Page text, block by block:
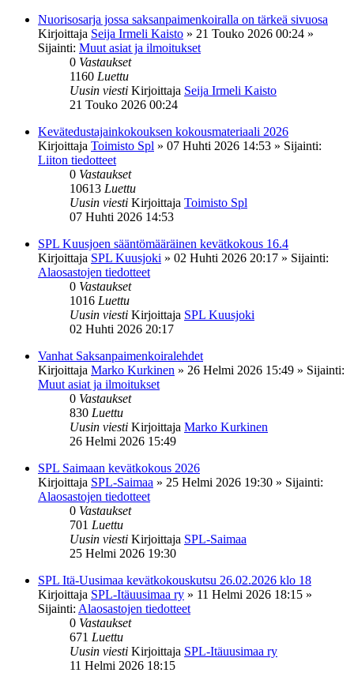
Nuorisosarja jossa saksanpaimenkoiralla on tärkeä sivuosa
Kirjoittaja Seija Irmeli Kaisto » 21 Touko 2026 00:24 »
Sijainti: Muut asiat ja ilmoitukset
0 Vastaukset
1160 Luettu
Uusin viesti Kirjoittaja Seija Irmeli Kaisto
21 Touko 2026 00:24
Kevätedustajainkokouksen kokousmateriaali 2026
Kirjoittaja Toimisto Spl » 07 Huhti 2026 14:53 » Sijainti:
Liiton tiedotteet
0 Vastaukset
10613 Luettu
Uusin viesti Kirjoittaja Toimisto Spl
07 Huhti 2026 14:53
SPL Kuusjoen sääntömääräinen kevätkokous 16.4
Kirjoittaja SPL Kuusjoki » 02 Huhti 2026 20:17 » Sijainti:
Alaosastojen tiedotteet
0 Vastaukset
1016 Luettu
Uusin viesti Kirjoittaja SPL Kuusjoki
02 Huhti 2026 20:17
Vanhat Saksanpaimenkoiralehdet
Kirjoittaja Marko Kurkinen » 26 Helmi 2026 15:49 » Sijainti:
Muut asiat ja ilmoitukset
0 Vastaukset
830 Luettu
Uusin viesti Kirjoittaja Marko Kurkinen
26 Helmi 2026 15:49
SPL Saimaan kevätkokous 2026
Kirjoittaja SPL-Saimaa » 25 Helmi 2026 19:30 » Sijainti:
Alaosastojen tiedotteet
0 Vastaukset
701 Luettu
Uusin viesti Kirjoittaja SPL-Saimaa
25 Helmi 2026 19:30
SPL Itä-Uusimaa kevätkokouskutsu 26.02.2026 klo 18
Kirjoittaja SPL-Itäuusimaa ry » 11 Helmi 2026 18:15 »
Sijainti: Alaosastojen tiedotteet
0 Vastaukset
671 Luettu
Uusin viesti Kirjoittaja SPL-Itäuusimaa ry
11 Helmi 2026 18:15